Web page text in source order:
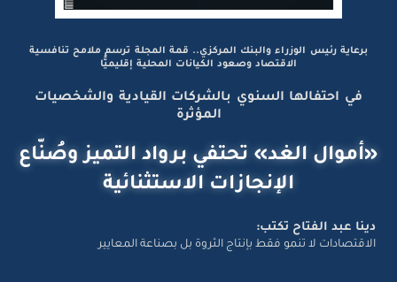
برعاية رئيس الوزراء والبنك المركزي.. قمة المجلة ترسم ملامح تنافسية
الاقتصاد وصعود الكيانات المحلية إقليميًّا
في احتفالها السنوي بالشركات القيادية والشخصيات
المؤثرة
«أموال الغد» تحتفي برواد التميز وصُنّاع
الإنجازات الاستثنائية
دينا عبد الفتاح تكتب:
الاقتصادات لا تنمو فقط بإنتاج الثروة بل بصناعة المعايير